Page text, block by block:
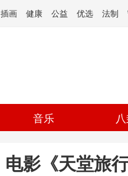
插画 健康 公益 优选 法制
音乐
电影《天堂旅